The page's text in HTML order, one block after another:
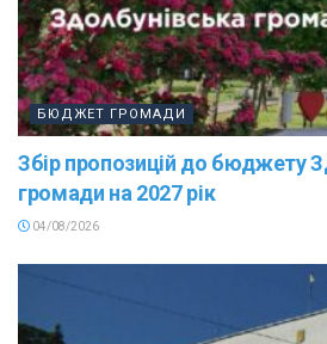
БЮДЖЕТ ГРОМАДИ
Збір пропозицій до бюджету
громади на 2027 рік
04/08/2026